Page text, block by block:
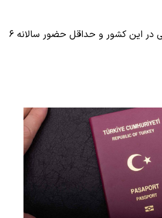
• لزوم حداقل ۵ سال زندگی در این کشور و حداقل حضور سالانه ۶